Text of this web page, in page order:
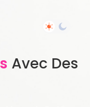
Avec Des